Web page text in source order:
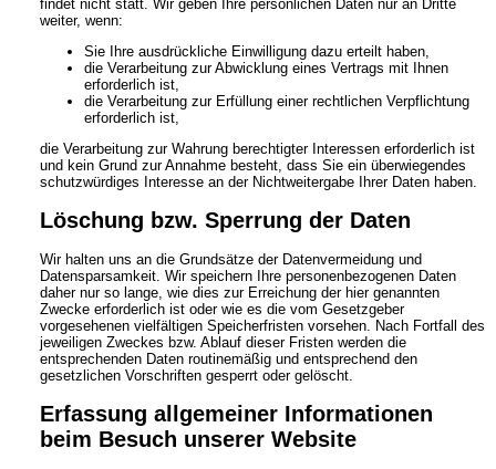
findet nicht statt. Wir geben Ihre persönlichen Daten nur an Dritte
weiter, wenn:
Sie Ihre ausdrückliche Einwilligung dazu erteilt haben,
die Verarbeitung zur Abwicklung eines Vertrags mit Ihnen
erforderlich ist,
die Verarbeitung zur Erfüllung einer rechtlichen Verpflichtung
erforderlich ist,
die Verarbeitung zur Wahrung berechtigter Interessen erforderlich ist
und kein Grund zur Annahme besteht, dass Sie ein überwiegendes
schutzwürdiges Interesse an der Nichtweitergabe Ihrer Daten haben.
Löschung bzw. Sperrung der Daten
Wir halten uns an die Grundsätze der Datenvermeidung und
Datensparsamkeit. Wir speichern Ihre personenbezogenen Daten
daher nur so lange, wie dies zur Erreichung der hier genannten
Zwecke erforderlich ist oder wie es die vom Gesetzgeber
vorgesehenen vielfältigen Speicherfristen vorsehen. Nach Fortfall des
jeweiligen Zweckes bzw. Ablauf dieser Fristen werden die
entsprechenden Daten routinemäßig und entsprechend den
gesetzlichen Vorschriften gesperrt oder gelöscht.
Erfassung allgemeiner Informationen
beim Besuch unserer Website